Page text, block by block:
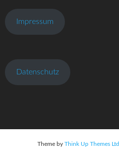
Impressum
Datenschutz
Theme by Think Up Themes Ltd